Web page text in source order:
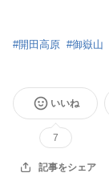
#開田高原 #御嶽山
いいね
7
記事をシェア